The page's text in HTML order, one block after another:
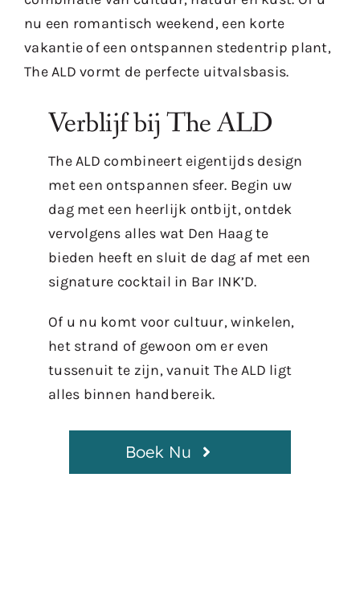
nu een romantisch weekend, een korte
vakantie of een ontspannen stedentrip plant,
The ALD vormt de perfecte uitvalsbasis.
Verblijf bij The ALD
The ALD combineert eigentijds design
met een ontspannen sfeer. Begin uw
dag met een heerlijk ontbijt, ontdek
vervolgens alles wat Den Haag te
bieden heeft en sluit de dag af met een
signature cocktail in Bar INK’D.
Of u nu komt voor cultuur, winkelen,
het strand of gewoon om er even
tussenuit te zijn, vanuit The ALD ligt
alles binnen handbereik.
Boek Nu